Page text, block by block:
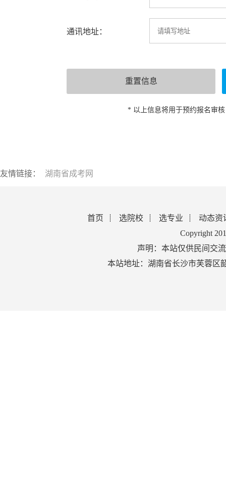
通讯地址：
* 以上信息将用于预约报名审
友情链接： 湖南省成考网
首页 选院校 选专业
动态资
Copyright
声明：本站仅供民间交
本站地址：湖南省长沙市芙蓉区